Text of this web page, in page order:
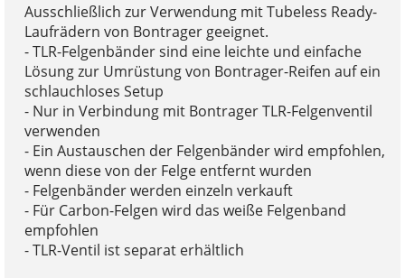
Ausschließlich zur Verwendung mit Tubeless Ready-
Laufrädern von Bontrager geeignet.
- TLR-Felgenbänder sind eine leichte und einfache
Lösung zur Umrüstung von Bontrager-Reifen auf ein
schlauchloses Setup
- Nur in Verbindung mit Bontrager TLR-Felgenventil
verwenden
- Ein Austauschen der Felgenbänder wird empfohlen,
wenn diese von der Felge entfernt wurden
- Felgenbänder werden einzeln verkauft
- Für Carbon-Felgen wird das weiße Felgenband
empfohlen
- TLR-Ventil ist separat erhältlich